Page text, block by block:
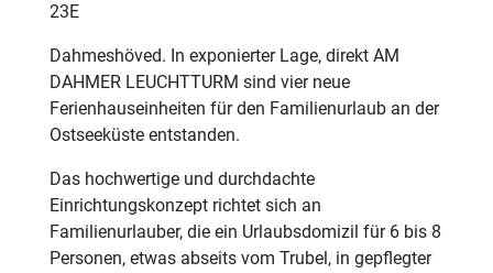
23E
Dahmeshöved. In exponierter Lage, direkt AM
DAHMER LEUCHTTURM sind vier neue
Ferienhauseinheiten für den Familienurlaub an der
Ostseeküste entstanden.
Das hochwertige und durchdachte
Einrichtungskonzept richtet sich an
Familienurlauber, die ein Urlaubsdomizil für 6 bis 8
Personen, etwas abseits vom Trubel, in gepflegter